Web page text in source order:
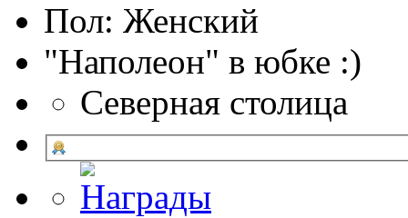
Пол:
"Наполеон" в юбке :)
Северная столица